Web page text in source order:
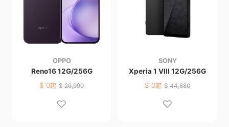
OPPO
Reno16 12G/256G
$ 0起 $ 26,990
SONY
Xperia 1 VIII 12G/256G
$ 0起 $ 44,880